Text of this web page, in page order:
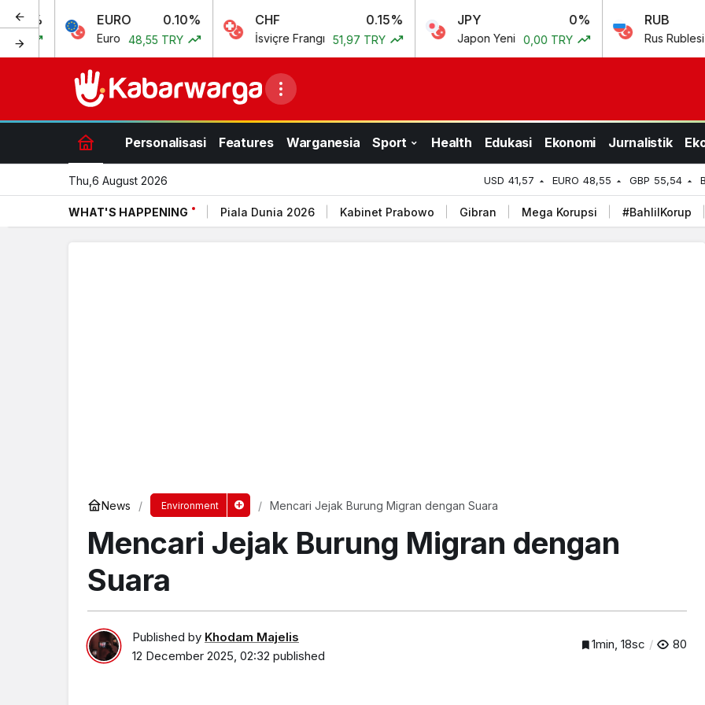
EURO 0.10%
Euro 48,55 TRY
CHF
İsviçre Frangı 51,97 TRY
JPY
Japon Yeni 0,00 TRY
RUB
Rus Rublesi 0,50 TRY
Personalisasi Features Warganesia Sport Health Edukasi Ekonomi Jurnalistik
Thu,6 August 2026 USD 41,57 EURO 48,55 GBP 55,54
WHAT'S HAPPENING Piala Dunia 2026 Kabinet Prabowo Gibran Mega Korupsi #BahlilKorup
News Environment Mencari Jejak Burung Migran dengan Suara
Mencari Jejak Burung Migran dengan
Suara
Published by Khodam Majelis
12 December 2025, 02:32 published
1min, 18sc 80